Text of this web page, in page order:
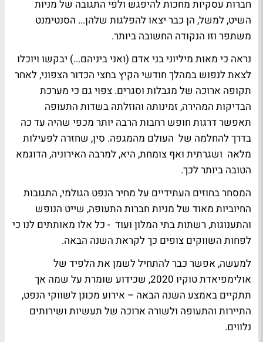
חברות עסקיות מחכות להיפגש ולפי התגובה של מניות
השיט, למשל, הן כבר יצאו להפלגות שלהן... הסנטימנט
משתפר וזו הנקודה החשובה ביותר.
נראה כי מאות מיליוני בני אדם (ואני ביניהם...) יבקשו ויוכלו
לצאת לנפוש במהלך חודשי הקיץ בחצי הכדור הצפוני, לאחר
תקופה ארוכה של מגבלות וסגרים. צפוי גם כי מערכת
הבדיקות המהירה, זמינותה והוזלתה בשדות התעופה
תאפשר דרגות חופש רחבות הרבה יותר מכפי שהיה עד כה
בדרך להחלמה של העולם מהמגפה. סין, שחזרה לפעילות
מלאה ושגרתית ואף צומחת, היא, למרבה האירוניה, הדוגמא
הטובה ביותר לכך.
המסחר בחוזים העתידיים על מחיר הנפט הגולמי, התגובות
החיוביות מאוד של מניות חברות התעופה, שייט הנופש
והתענוגות, רשתות בתי המלון ועוד - כל אלו מאותתים לנו כי
לפחות השווקים צופים כך לקראת השנה הבאה.
למעשה, אפשר כבר להתחיל לשמן את הלפיד של
אולימפיאדת טוקיו 2020, שכידוע שומרת על שמה אך
תתקיים באמצע השנה הבאה – אירוע מכונן לשווקי הנפט,
התיירות והתעופה ולשורה ארוכה של תעשיות ושירותים
נלווים.